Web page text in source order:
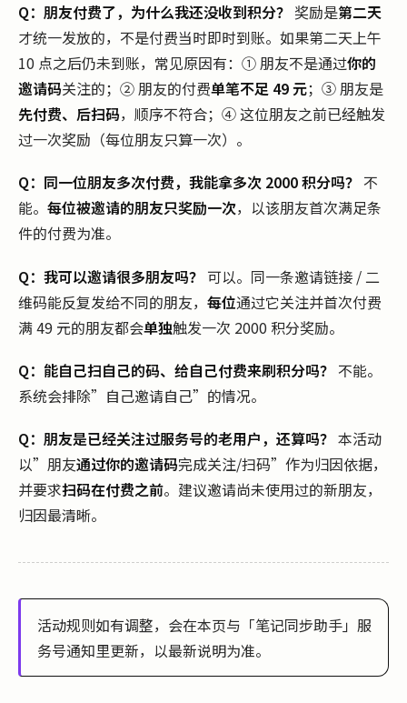
Q：朋友付费了，为什么我还没收到积分？ 奖励是第二天
才统一发放的，不是付费当时即时到账。如果第二天上午
10 点之后仍未到账，常见原因有：① 朋友不是通过你的
邀请码关注的；② 朋友的付费单笔不足 49 元；③ 朋友是
先付费、后扫码，顺序不符合；④ 这位朋友之前已经触发
过一次奖励（每位朋友只算一次）。
Q：同一位朋友多次付费，我能拿多次 2000 积分吗？ 不
能。 每位被邀请的朋友只奖励一次，以该朋友首次满足条
件的付费为准。
Q：我可以邀请很多朋友吗？ 可以。同一条邀请链接 / 二
维码能反复发给不同的朋友， 每位通过它关注并首次付费
满 49 元的朋友都会单独触发一次 2000 积分奖励。
Q：能自己扫自己的码、给自己付费来刷积分吗？ 不能。
系统会排除”自己邀请自己”的情况。
Q：朋友是已经关注过服务号的老用户，还算吗？ 本活动
以”朋友通过你的邀请码完成关注/扫码”作为归因依据，
并要求扫码在付费之前。建议邀请尚未使用过的新朋友，
归因最清晰。
活动规则如有调整，会在本页与「笔记同步助手」服
务号通知里更新，以最新说明为准。